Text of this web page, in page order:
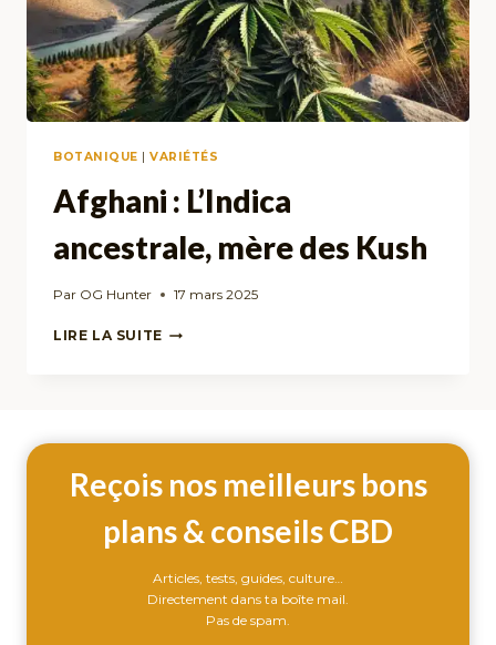
BOTANIQUE |VARIÉTÉS
Afghani : L’Indica
ancestrale, mère des Kush
Par OG Hunter 17 mars 2025
LIRE LA SUITEAFGHANI
Reçois nos meilleurs bons
plans & conseils CBD
Articles, tests, guides, culture…
Directement dans ta boîte mail.
Pas de spam.